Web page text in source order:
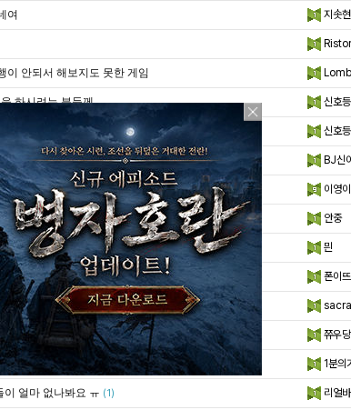
여 지솟현
이 안되서 해보지도 못한 게임
하시려는 분들께 신호
이... 신호
공략법 BJ신이
보려는데 않나오내요 이영이
1000 안중
믠
드 팜 1천 폰이
. 카톡 rhalal1 주세요. 쮸우당
고 왔는데 망했군요... 1분의
이 얼마 없나봐요 ㅠ (1) 리얼